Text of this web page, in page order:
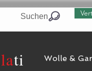
Suchen
lati Wolle &